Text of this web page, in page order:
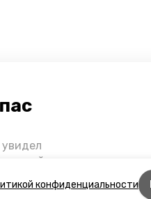
конфиденциальности
домой,